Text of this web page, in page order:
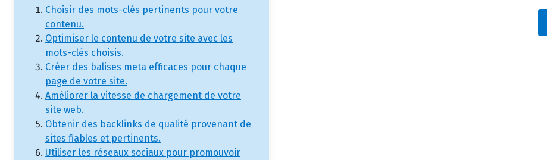
Choisir des mots-clés pertinents pour votre
contenu.
Optimiser le contenu de votre site avec les
mots-clés choisis.
Créer des balises meta efficaces pour chaque
page de votre site.
Améliorer la vitesse de chargement de votre
site web.
Obtenir des backlinks de qualité provenant de
sites fiables et pertinents.
Utiliser les réseaux sociaux pour promouvoir